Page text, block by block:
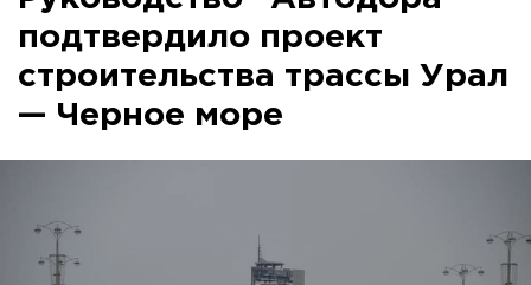
подтвердило проект
строительства трассы Урал
— Черное море